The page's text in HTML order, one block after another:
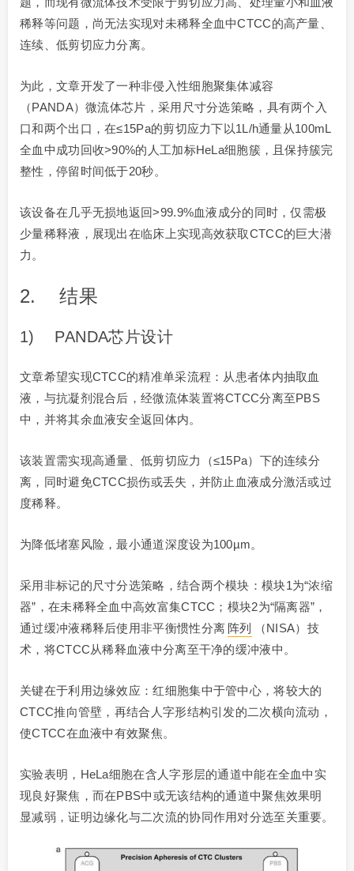
稀释等问题，尚无法实现对未稀释全血中CTCC的高产量、
连续、低剪切应力分离。
为此，文章开发了一种非侵入性细胞聚集体减容
（PANDA）微流体芯片，采用尺寸分选策略，具有两个入
口和两个出口，在≤15Pa的剪切应力下以1L/h通量从100mL
全血中成功回收>90%的人工加标HeLa细胞簇，且保持簇完
整性，停留时间低于20秒。
该设备在几乎无损地返回>99.9%血液成分的同时，仅需极
少量稀释液，展现出在临床上实现高效获取CTCC的巨大潜
力。
2. 结果
1) PANDA芯片设计
文章希望实现CTCC的精准单采流程：从患者体内抽取血
液，与抗凝剂混合后，经微流体装置将CTCC分离至PBS
中，并将其余血液安全返回体内。
该装置需实现高通量、低剪切应力（≤15Pa）下的连续分
离，同时避免CTCC损伤或丢失，并防止血液成分激活或过
度稀释。
为降低堵塞风险，最小通道深度设为100µm。
采用非标记的尺寸分选策略，结合两个模块：模块1为“浓缩
器”，在未稀释全血中高效富集CTCC；模块2为“隔离器”，
通过缓冲液稀释后使用非平衡惯性分离 阵列
（NISA）技
术，将CTCC从稀释血液中分离至干净的缓冲液中。
关键在于利用边缘效应：红细胞集中于管中心，将较大的
CTCC推向管壁，再结合人字形结构引发的二次横向流动，
使CTCC在血液中有效聚焦。
实验表明，HeLa细胞在含人字形层的通道中能在全血中实
现良好聚焦，而在PBS中或无该结构的通道中聚焦效果明
显减弱，证明边缘化与二次流的协同作用对分选至关重要。